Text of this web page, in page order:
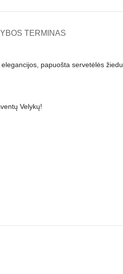
TERMINAS
papuošta servetėlės žiedu.
Velykų!